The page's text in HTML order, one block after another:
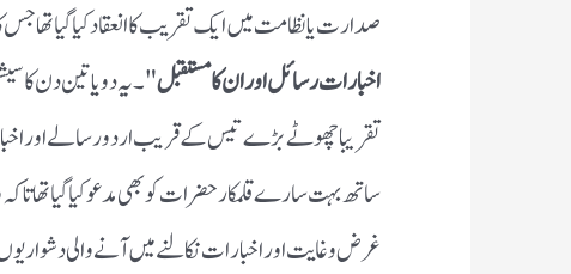
صدارت یا نظامت میں ایک تقریب کا انعقاد کیا گیا تھا جس
اخبارات رسائل اور ان کا مستقبل"۔یہ دو یا تین دن
تقریبا چھوٹے بڑے تیس کے قریب اردو رسالے اور
ساتھ بہت سارے قلمکار حضرات کو بھی مدعو کیا گیا تھا
غرض و غایت اور اخبارات نکالنے میں آنے والی